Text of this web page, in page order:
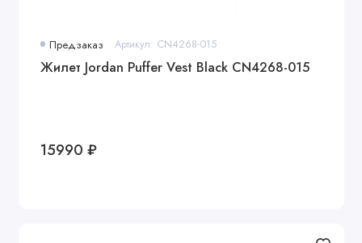
Предзаказ Артикул: CN4268-015
Жилет Jordan Puffer Vest Black CN4268-015
15990 ₽